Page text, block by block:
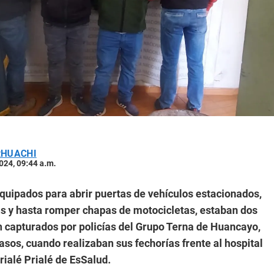
09:44 a.m.
para abrir puertas de vehículos estacionados,
y hasta romper chapas de motocicletas, estaban dos
por policías del Grupo Terna de Huancayo,
cuando realizaban sus fechorías frente al hospital
Prialé de EsSalud.